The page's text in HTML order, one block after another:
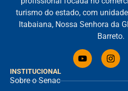
INSTITUCIONAL
Sobre o Senac
turismo do estado, com
Itabaiana, Nossa Senhora da
Barreto.